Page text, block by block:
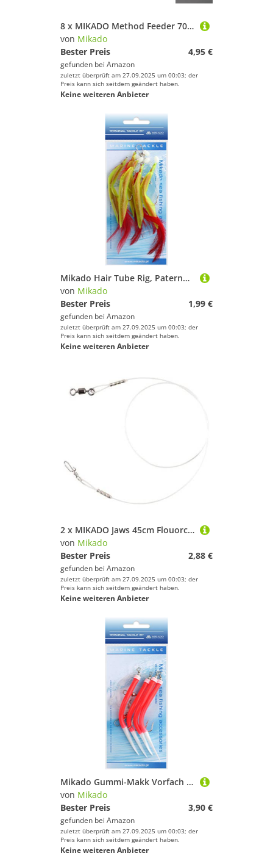
8 x MIKADO Method Feeder 702" Haken Rig `s Hair Rigs Feederhaken Verschiedene Größen (Haken 16 / Vorfach Ø0,20mm)
von Mikado
Bester Preis
4,95 €
gefunden bei Amazon
zuletzt überprüft am 27.09.2025 um 00:03; der
Preis kann sich seitdem geändert haben.
Keine weiteren Anbieter
Mikado Hair Tube Rig, Paternoster Vorfach ideal für Dorsch, mit gelben Schlauch und roten Federn, mit Vier Haken der Größe 4/0
von Mikado
Bester Preis
1,99 €
gefunden bei Amazon
zuletzt überprüft am 27.09.2025 um 00:03; der
Preis kann sich seitdem geändert haben.
Keine weiteren Anbieter
2 x MIKADO Jaws 45cm Flouorcarbon Vorfach Hechtvorfach mit Wirbel/Snap (Tragkraft 8kg)
von Mikado
Bester Preis
2,88 €
gefunden bei Amazon
zuletzt überprüft am 27.09.2025 um 00:03; der
Preis kann sich seitdem geändert haben.
Keine weiteren Anbieter
Mikado Gummi-Makk Vorfach in DREI Größen mit Hakengröße 2/0, 4/0 und 6/0, Rot-Weiß und Blau-Weiß, mit Vier Haken (2/0) BZW. DREI (4/0 + 6/0) (6/0 - Rot-Weiß)
von Mikado
Bester Preis
3,90 €
gefunden bei Amazon
zuletzt überprüft am 27.09.2025 um 00:03; der
Preis kann sich seitdem geändert haben.
Keine weiteren Anbieter